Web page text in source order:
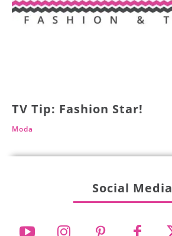
TV Tip: Fashion Star!
Moda
Social Media